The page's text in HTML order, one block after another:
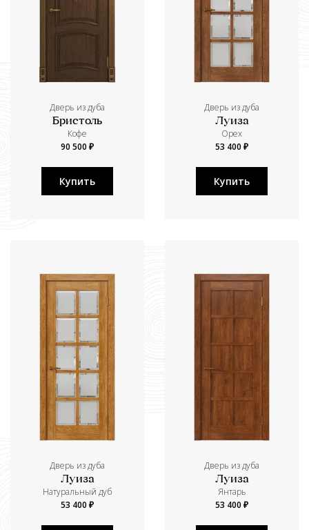
Дверь из дуба
Бристоль
Кофе
90 500 ₽
Купить
Дверь из дуба
Луиза
Орех
53 400 ₽
Купить
Дверь из дуба
Луиза
Натуральный дуб
53 400 ₽
Дверь из дуба
Луиза
Янтарь
53 400 ₽